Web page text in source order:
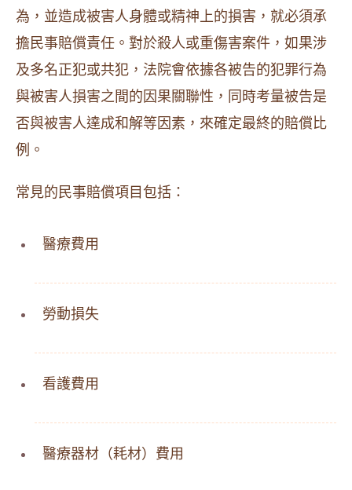
為，並造成被害人身體或精神上的損害，就必須承
擔民事賠償責任。對於殺人或重傷害案件，如果涉
及多名正犯或共犯，法院會依據各被告的犯罪行為
與被害人損害之間的因果關聯性，同時考量被告是
否與被害人達成和解等因素，來確定最終的賠償比
例。
常見的民事賠償項目包括：
醫療費用
勞動損失
看護費用
醫療器材（耗材）費用